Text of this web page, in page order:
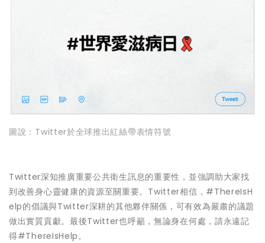
圖說：Twitter於全球推出紅絲帶表情符號
Twitter深知推廣重要公共衛生訊息的重要性，並強調助大家找
到改善身心靈健康的資源至關重要。Twitter相信，#ThereIsH
elp的倡議與Twitter深耕的其他夥伴關係，可有效為嚴肅的議題
做出實質貢獻。最後Twitter也呼籲，無論身在何處，請永遠記
得#ThereIsHelp。